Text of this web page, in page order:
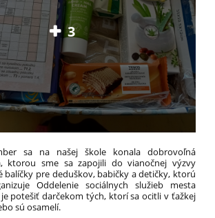
3
sa na našej škole konala dobrovoľná
ktorou sme sa zapojili do vianočnej výzvy
balíčky pre deduškov, babičky a detičky, ktorú
Oddelenie sociálnych služieb mesta
je potešiť darčekom tých, ktorí sa ocitli v ťažkej
sú osamelí.